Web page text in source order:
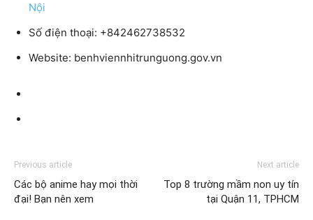
Nội
Số điện thoại: +842462738532
Website: benhviennhitrunguong.gov.vn
Previous article
Các bộ anime hay mọi thời
đại! Bạn nên xem
Next article
Top 8 trường mầm non uy tín
tại Quận 11, TPHCM